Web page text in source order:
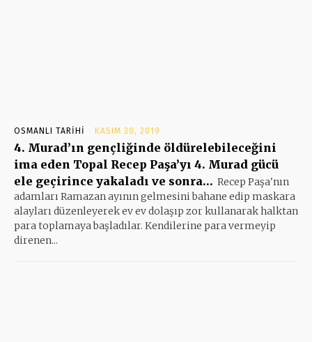
OSMANLI TARIHI KASIM 30, 2019
4. Murad’ın gençliğinde öldürelebileceğini
ima eden Topal Recep Paşa’yı 4. Murad gücü
ele geçirince yakaladı ve sonra… Recep Paşa'nın
adamları Ramazan ayının gelmesini bahane edip maskara
alayları düzenleyerek ev ev dolaşıp zor kullanarak halktan
para toplamaya başladılar. Kendilerine para vermeyip
direnen...